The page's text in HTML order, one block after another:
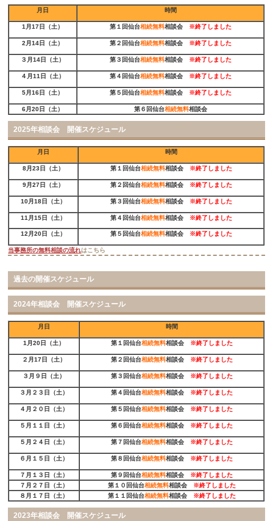
月日 時間
1月17日（土） 第１回仙台相続無料相談会 ※終了しました
2月14日（土） 第２回仙台相続無料相談会 ※終了しました
３月14日（土） 第３回仙台相続無料相談会 ※終了しました
４月11日（土） 第４回仙台相続無料相談会 ※終了しました
5月16日（土） 第５回仙台相続無料相談会 ※終了しました
6月20日（土） 第６回仙台相続無料相談会
2025年相談会 開催スケジュール
月日 時間
8月23日（土） 第１回仙台相続無料相談会 ※終了しました
9月27日（土） 第２回仙台相続無料相談会 ※終了しました
10月18日（土） 第３回仙台相続無料相談会 ※終了しました
11月15日（土） 第４回仙台相続無料相談会 ※終了しました
12月20日（土） 第５回仙台相続無料相談会 ※終了しました
当事務所の無料相談の流れはこちら
過去の開催スケジュール
2024年相談会 開催スケジュール
月日 時間
1月20日（土） 第１回仙台相続無料相談会 ※終了しました
２月17日（土） 第２回仙台相続無料相談会 ※終了しました
３月９日（土） 第３回仙台相続無料相談会 ※終了しました
３月２３日（土） 第４回仙台相続無料相談会 ※終了しました
４月２０日（土） 第５回仙台相続無料相談会 ※終了しました
５月１１日（土） 第６回仙台相続無料相談会 ※終了しました
５月２４日（土） 第７回仙台相続無料相談会 ※終了しました
６月１５日（土） 第８回仙台相続無料相談会 ※終了しました
７月１３日（土） 第９回仙台相続無料相談会 ※終了しました
７月２７日（土）
第１０回仙台相続無料相談会 ※終了しました
８月１７日（土）
第１１回仙台相続無料相談会 ※終了しました
2023年相談会 開催スケジュール